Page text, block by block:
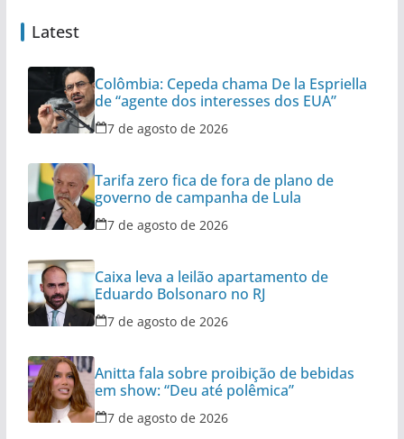
Latest
Colômbia: Cepeda chama De la Espriella
de “agente dos interesses dos EUA”
7 de agosto de 2026
Tarifa zero fica de fora de plano de
governo de campanha de Lula
7 de agosto de 2026
Caixa leva a leilão apartamento de
Eduardo Bolsonaro no RJ
7 de agosto de 2026
Anitta fala sobre proibição de bebidas
em show: “Deu até polêmica”
7 de agosto de 2026